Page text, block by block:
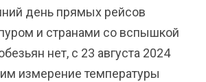
день прямых рейсов
и странами со вспышкой
нет, с 23 августа 2024
измерение температуры